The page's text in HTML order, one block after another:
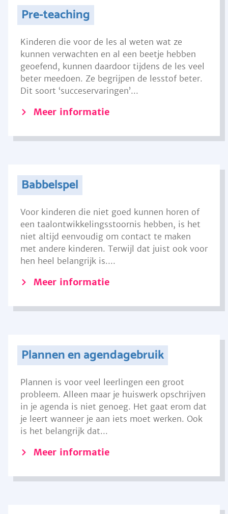
Pre-teaching
Kinderen die voor de les al weten wat ze
kunnen verwachten en al een beetje hebben
geoefend, kunnen daardoor tijdens de les veel
beter meedoen. Ze begrijpen de lesstof beter.
Dit soort ‘succeservaringen’...
Meer informatie
Babbelspel
Voor kinderen die niet goed kunnen horen of
een taalontwikkelingsstoornis hebben, is het
niet altijd eenvoudig om contact te maken
met andere kinderen. Terwijl dat juist ook voor
hen heel belangrijk is....
Meer informatie
Plannen en agendagebruik
Plannen is voor veel leerlingen een groot
probleem. Alleen maar je huiswerk opschrijven
in je agenda is niet genoeg. Het gaat erom dat
je leert wanneer je aan iets moet werken. Ook
is het belangrijk dat...
Meer informatie